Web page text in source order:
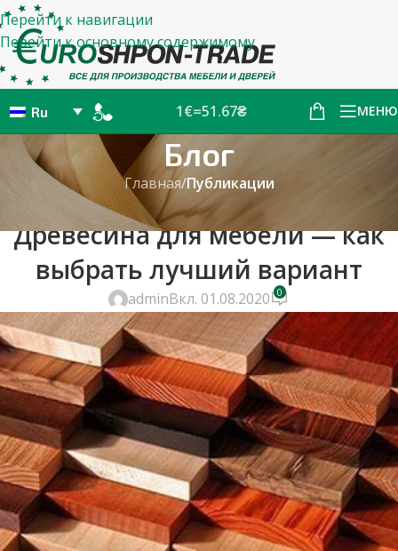
Перейти к навигации
Перейти к основному содержимому
Ru 1€=51.67₴ МЕНЮ
Блог
Главная/Публикации
ПУБЛИКАЦИИ
Древесина для мебели — как
выбрать лучший вариант
adminВкл. 01.08.2020 0